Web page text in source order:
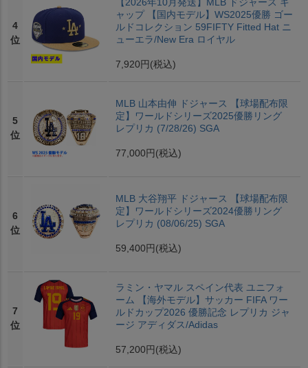
4
位
【2026年10月発送】MLB ドジャース キ
ャップ 【国内モデル】WS2025優勝 ゴー
ルドコレクション 59FIFTY Fitted Hat ニ
ューエラ/New Era ロイヤル
7,920円 (税込)
5
位
MLB 山本由伸 ドジャース 【球場配布限
定】ワールドシリーズ2025優勝リング
レプリカ (7/28/26) SGA
77,000円 (税込)
6
位
MLB 大谷翔平 ドジャース 【球場配布限
定】ワールドシリーズ2024優勝リング
レプリカ (08/06/25) SGA
59,400円 (税込)
7
位
ラミン・ヤマル スペイン代表 ユニフォ
ーム 【海外モデル】サッカー FIFA ワー
ルドカップ2026 優勝記念 レプリカ ジャ
ージ アディダス/Adidas
57,200円 (税込)